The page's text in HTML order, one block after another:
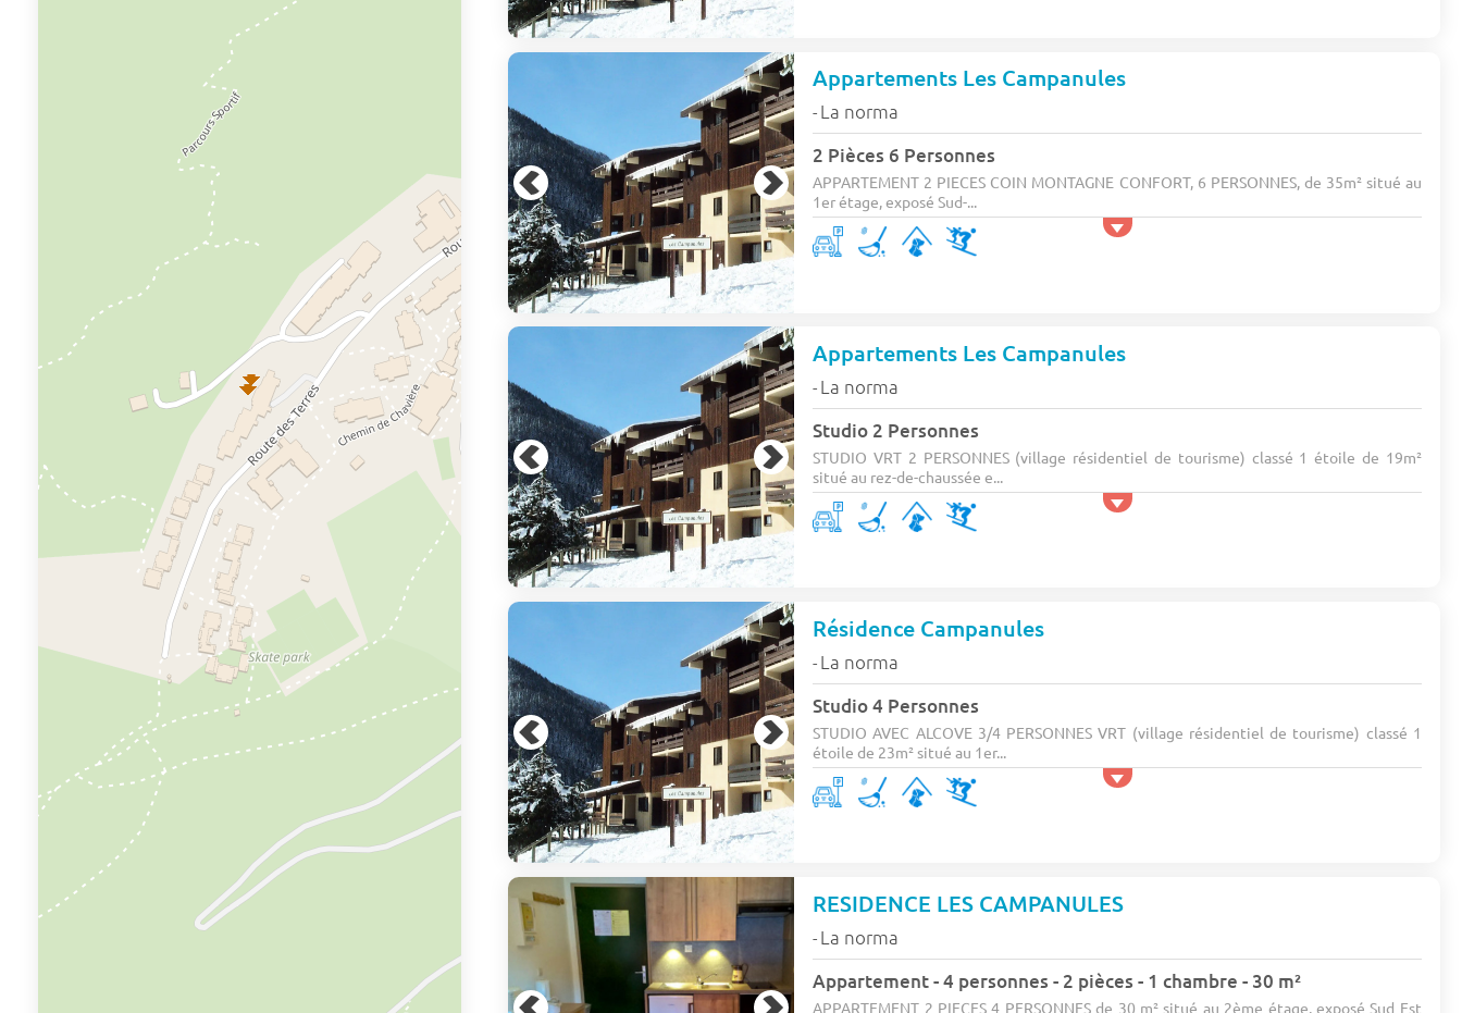
Appartements Les Campanules
- La norma
2 Pièces 6 Personnes
APPARTEMENT 2 PIECES COIN MONTAGNE CONFORT, 6 PERSONNES, de 35m² situé au
1er étage, exposé Sud-...
Appartements Les Campanules
- La norma
Studio 2 Personnes
STUDIO VRT 2 PERSONNES (village résidentiel de tourisme) classé 1 étoile de 19m²
situé au rez-de-chaussée e...
Résidence Campanules
- La norma
Studio 4 Personnes
STUDIO AVEC ALCOVE 3/4 PERSONNES VRT (village résidentiel de tourisme) classé 1
étoile de 23m² situé au 1er...
RESIDENCE LES CAMPANULES
- La norma
Appartement - 4 personnes - 2 pièces - 1 chambre - 30 m²
APPARTEMENT 2 PIECES 4 PERSONNES de 30 m² situé au 2ème étage, exposé Sud Est